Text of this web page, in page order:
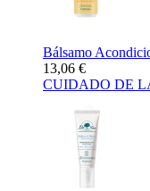
Bálsamo
13,06 €
CUIDADO DE